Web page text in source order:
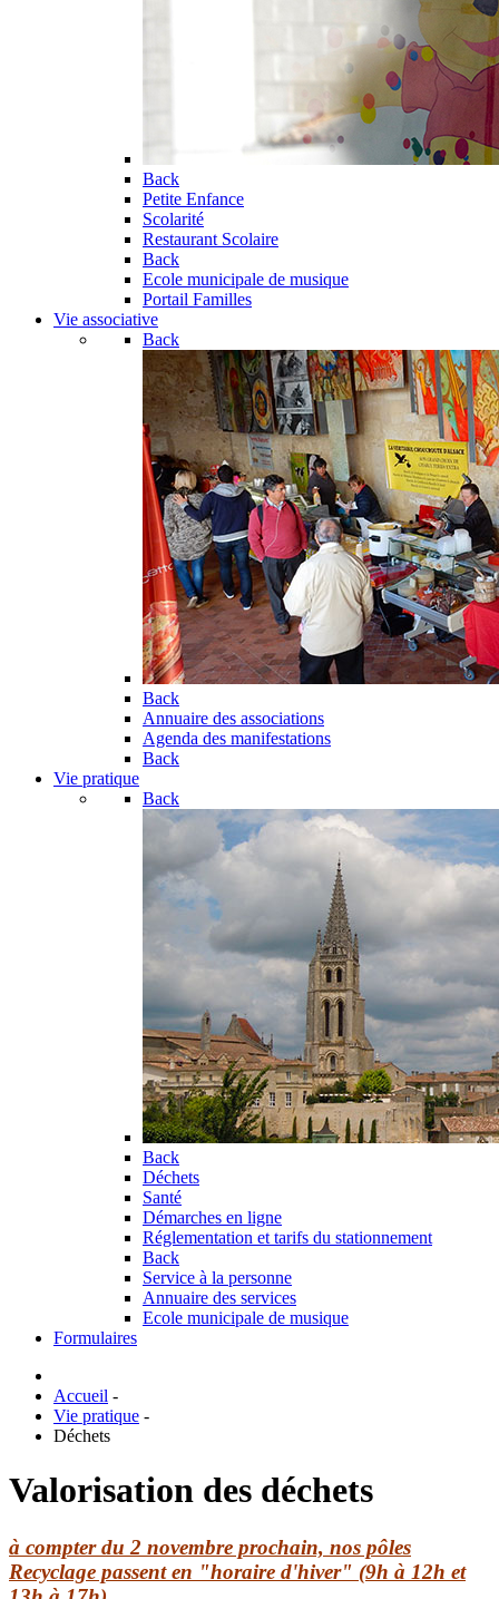
Back
Petite Enfance
Scolarité
Restaurant Scolaire
Back
Ecole municipale de musique
Portail Familles
Vie associative
Back
Back
Annuaire des associations
Agenda des manifestations
Back
Vie pratique
Back
Back
Déchets
Santé
Démarches en ligne
Réglementation et tarifs du stationnement
Back
Service à la personne
Annuaire des services
Ecole municipale de musique
Formulaires
Accueil -
Vie pratique -
Déchets
Valorisation des déchets
à compter du 2 novembre prochain, nos pôles
Recyclage passent en "horaire d'hiver" (9h à 12h et